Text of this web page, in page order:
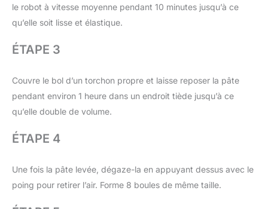
le robot à vitesse moyenne pendant 10 minutes jusqu’à ce
qu’elle soit lisse et élastique.
ÉTAPE 3
Couvre le bol d’un torchon propre et laisse reposer la pâte
pendant environ 1 heure dans un endroit tiède jusqu’à ce
qu’elle double de volume.
ÉTAPE 4
Une fois la pâte levée, dégaze-la en appuyant dessus avec le
poing pour retirer l’air. Forme 8 boules de même taille.